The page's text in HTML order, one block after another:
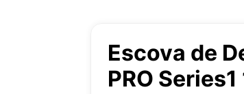
Escova de
PRO